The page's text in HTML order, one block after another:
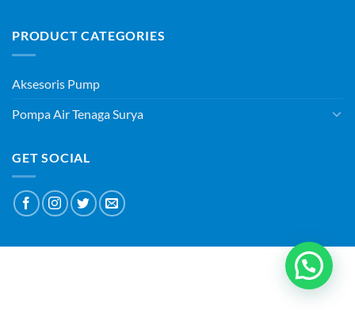
PRODUCT CATEGORIES
Aksesoris Pump
Pompa Air Tenaga Surya
GET SOCIAL
PT SURYAQUA TEKNOLOGI INDONESIA